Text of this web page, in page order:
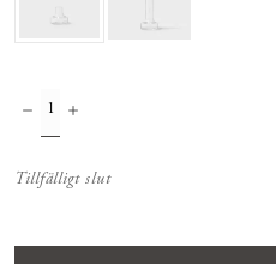
Tillfälligt slut